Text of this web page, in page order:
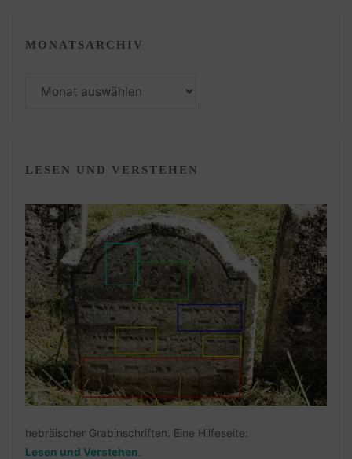
MONATSARCHIV
LESEN UND VERSTEHEN
hebräischer Grabinschriften. Eine Hilfeseite:
Lesen und Verstehen.